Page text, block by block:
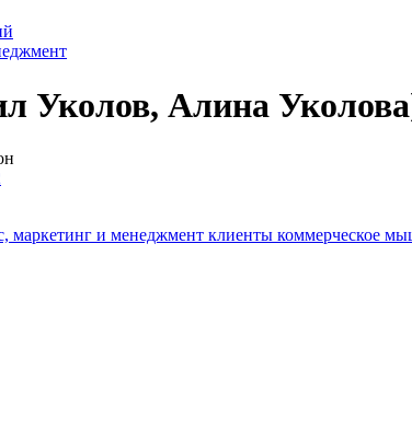
Уколов, Алина
маркетинг и менеджмент клиенты коммерческое